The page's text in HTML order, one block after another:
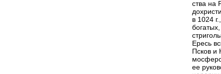
ства на
в 1024
Ересь
Псков и
ее